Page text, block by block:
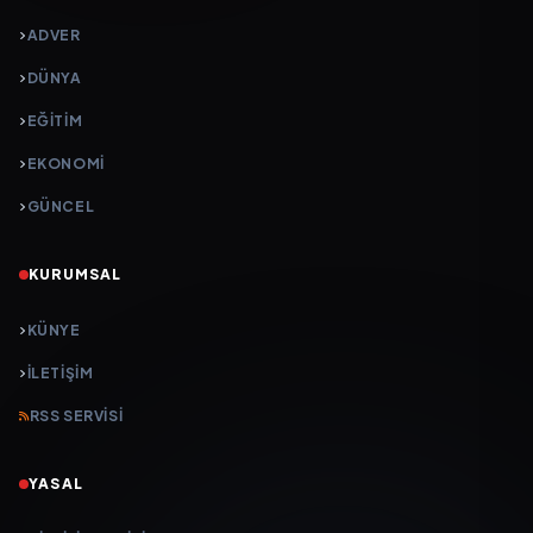
ADVER
DÜNYA
EĞİTİM
EKONOMİ
GÜNCEL
KURUMSAL
KÜNYE
İLETIŞIM
RSS SERVISI
YASAL